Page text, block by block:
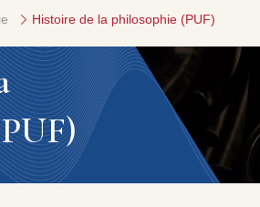
Histoire de la philosophie (PUF)